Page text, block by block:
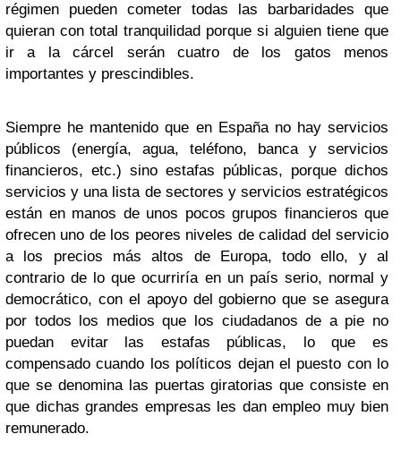
régimen pueden cometer todas las barbaridades que
quieran con total tranquilidad porque si alguien tiene que
ir a la cárcel serán cuatro de los gatos menos
importantes y prescindibles.
Siempre he mantenido que en España no hay servicios
públicos (energía, agua, teléfono, banca y servicios
financieros, etc.) sino estafas públicas, porque dichos
servicios y una lista de sectores y servicios estratégicos
están en manos de unos pocos grupos financieros que
ofrecen uno de los peores niveles de calidad del servicio
a los precios más altos de Europa, todo ello, y al
contrario de lo que ocurriría en un país serio, normal y
democrático, con el apoyo del gobierno que se asegura
por todos los medios que los ciudadanos de a pie no
puedan evitar las estafas públicas, lo que es
compensado cuando los políticos dejan el puesto con lo
que se denomina las puertas giratorias que consiste en
que dichas grandes empresas les dan empleo muy bien
remunerado.